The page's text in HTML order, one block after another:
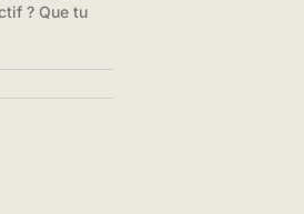
? Que tu